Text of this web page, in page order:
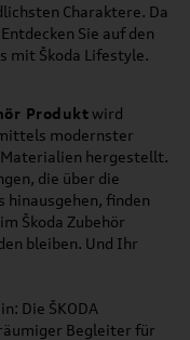
Charaktere. Da
Sie auf den
mit Škoda Lifestyle.
Produktwird
modernster
hergestellt.
die über die
hinausgehen, finden
Škoda Zubehör
bleiben. Und Ihr
Die ŠKODA
Begleiter für